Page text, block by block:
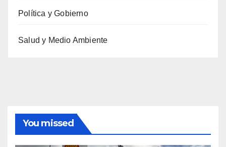
Política y Gobierno
Salud y Medio Ambiente
You missed